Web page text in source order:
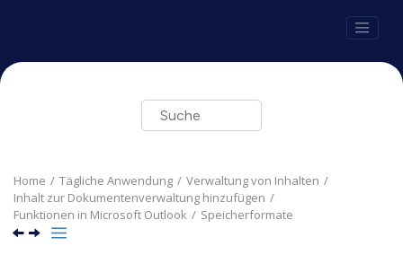
Home Tägliche Anwendung
Verwaltung von Inhalten
Inhalt zur Dokumentenverwaltung hinzufügen
Funktionen in Microsoft Outlook Speicherformate